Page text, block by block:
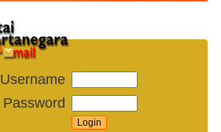
Username
Password